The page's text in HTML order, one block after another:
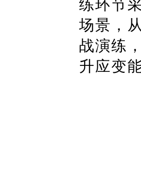
练环节
场景，
战演练
升应变